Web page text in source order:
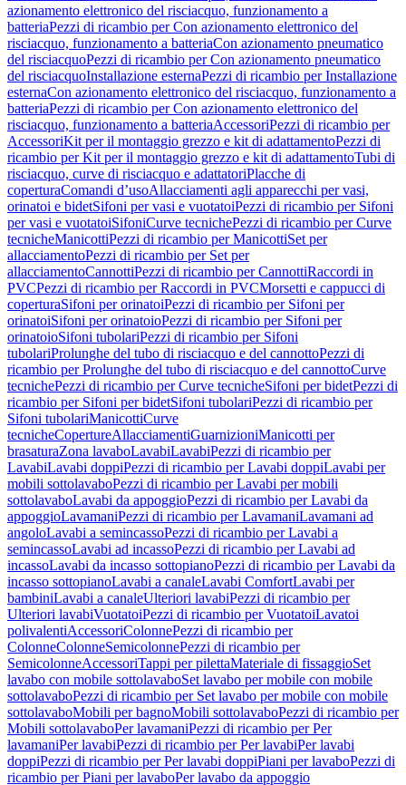
azionamento elettronico del risciacquo, funzionamento a
batteriaPezzi di ricambio per Con azionamento elettronico del
risciacquo, funzionamento a batteriaCon azionamento pneumatico
del risciacquoPezzi di ricambio per Con azionamento pneumatico
del risciacquoInstallazione esternaPezzi di ricambio per Installazione
esternaCon azionamento elettronico del risciacquo, funzionamento a
batteriaPezzi di ricambio per Con azionamento elettronico del
risciacquo, funzionamento a batteriaAccessoriPezzi di ricambio per
AccessoriKit per il montaggio grezzo e kit di adattamentoPezzi di
ricambio per Kit per il montaggio grezzo e kit di adattamentoTubi di
risciacquo, curve di risciacquo e adattatoriPlacche di
coperturaComandi d’usoAllacciamenti agli apparecchi per vasi,
orinatoi e bidetSifoni per vasi e vuotatoiPezzi di ricambio per Sifoni
per vasi e vuotatoiSifoniCurve tecnichePezzi di ricambio per Curve
tecnicheManicottiPezzi di ricambio per ManicottiSet per
allacciamentoPezzi di ricambio per Set per
allacciamentoCannottiPezzi di ricambio per CannottiRaccordi in
PVCPezzi di ricambio per Raccordi in PVCMorsetti e cappucci di
coperturaSifoni per orinatoiPezzi di ricambio per Sifoni per
orinatoiSifoni per orinatoioPezzi di ricambio per Sifoni per
orinatoioSifoni tubolariPezzi di ricambio per Sifoni
tubolariProlunghe del tubo di risciacquo e del cannottoPezzi di
ricambio per Prolunghe del tubo di risciacquo e del cannottoCurve
tecnichePezzi di ricambio per Curve tecnicheSifoni per bidetPezzi di
ricambio per Sifoni per bidetSifoni tubolariPezzi di ricambio per
Sifoni tubolariManicottiCurve
tecnicheCopertureAllacciamentiGuarnizioniManicotti per
brasaturaZona lavaboLavabiLavabiPezzi di ricambio per
LavabiLavabi doppiPezzi di ricambio per Lavabi doppiLavabi per
mobili sottolavaboPezzi di ricambio per Lavabi per mobili
sottolavaboLavabi da appoggioPezzi di ricambio per Lavabi da
appoggioLavamaniPezzi di ricambio per LavamaniLavamani ad
angoloLavabi a semincassoPezzi di ricambio per Lavabi a
semincassoLavabi ad incassoPezzi di ricambio per Lavabi ad
incassoLavabi da incasso sottopianoPezzi di ricambio per Lavabi da
incasso sottopianoLavabi a canaleLavabi ComfortLavabi per
bambiniLavabi a canaleUlteriori lavabiPezzi di ricambio per
Ulteriori lavabiVuotatoiPezzi di ricambio per VuotatoiLavatoi
polivalentiAccessoriColonnePezzi di ricambio per
ColonneColonneSemicolonnePezzi di ricambio per
SemicolonneAccessoriTappi per pilettaMateriale di fissaggioSet
lavabo con mobile sottolavaboSet lavabo per mobile con mobile
sottolavaboPezzi di ricambio per Set lavabo per mobile con mobile
sottolavaboMobili per bagnoMobili sottolavaboPezzi di ricambio per
Mobili sottolavaboPer lavamaniPezzi di ricambio per Per
lavamaniPer lavabiPezzi di ricambio per Per lavabiPer lavabi
doppiPezzi di ricambio per Per lavabi doppiPiani per lavaboPezzi di
ricambio per Piani per lavaboPer lavabo da appoggio